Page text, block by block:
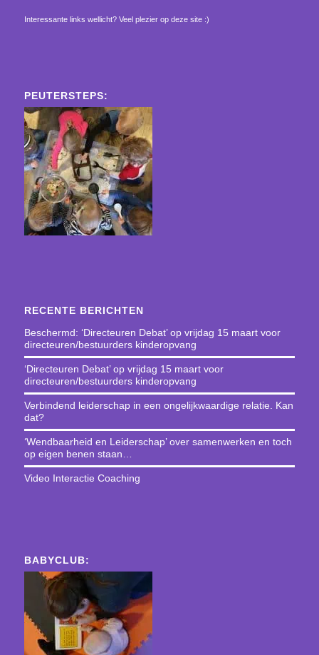
Interessante links wellicht? Veel plezier op deze site :)
PEUTERSTEPS:
RECENTE BERICHTEN
Beschermd: ‘Directeuren Debat’ op vrijdag 15 maart voor
directeuren/bestuurders kinderopvang
‘Directeuren Debat’ op vrijdag 15 maart voor
directeuren/bestuurders kinderopvang
Verbindend leiderschap in een ongelijkwaardige relatie. Kan
dat?
‘Wendbaarheid en Leiderschap’ over samenwerken en toch
op eigen benen staan…
Video Interactie Coaching
BABYCLUB: